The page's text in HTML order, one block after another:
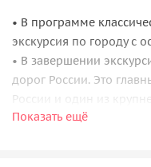
• В программе
экскурсия по городу с
• В завершении
дорог России. Это
России и один из
мире! Музейный
Показать ещё